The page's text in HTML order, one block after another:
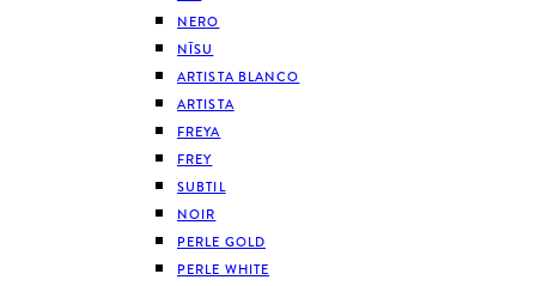
NERO
NĪSU
ARTISTA BLANCO
ARTISTA
FREYA
FREY
SUBTIL
NOIR
PERLE GOLD
PERLE WHITE